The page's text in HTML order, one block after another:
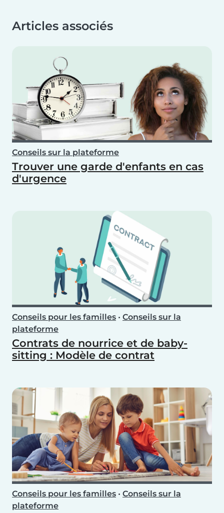
Articles associés
Conseils sur la plateforme
Trouver une garde d'enfants en cas
d'urgence
Conseils pour les familles • Conseils sur la
plateforme
Contrats de nourrice et de baby-
sitting : Modèle de contrat
Conseils pour les familles • Conseils sur la
plateforme